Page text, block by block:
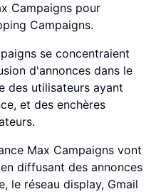
Campaigns pour
Campaigns.
se concentraient
d'annonces dans le
des utilisateurs ayant
et des enchères
Max Campaigns vont
diffusant des annonces
le réseau display, Gmail